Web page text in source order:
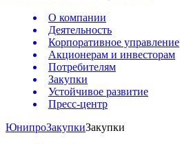
О компании
Деятельность
Корпоративное управление
Акционерам и инвесторам
Потребителям
Закупки
Устойчивое развитие
Пресс-центр
ЮнипроЗакупкиЗакупки